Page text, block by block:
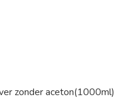
zonder aceton(1000ml)